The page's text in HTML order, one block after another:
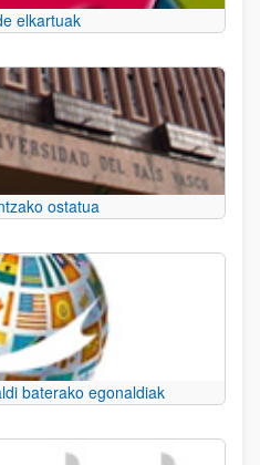
elkartuak
ostatua
baterako egonaldiak